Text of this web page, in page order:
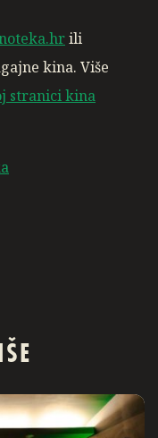
ili
kina. Više
stranici kina